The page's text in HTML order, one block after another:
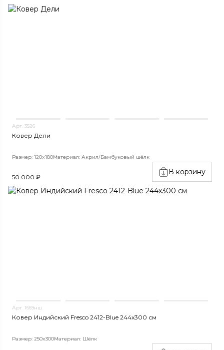
Арт. 3526
Ковер Дели
Размер: 120x180Материал: Акрил/Бамбуковый шёлк
50 000 ₽
В корзину
Арт. 1669нш
Ковер Индийский Fresco 2412-Blue 244x300 см
Размер: 250x300Материал: Шёлк